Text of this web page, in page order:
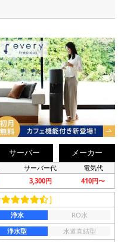
サーバー メーカー
サーバー代 電気代
3,300円 410円〜
］
浄水
RO水
浄水型 水道直結型